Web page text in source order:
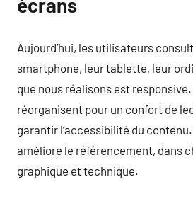
écrans
Aujourd’hui, les utilisateurs
smartphone, leur tablette, leur
que nous réalisons est
réorganisent pour un confort de
garantir l’accessibilité du
améliore le référencement, dans
graphique et technique.